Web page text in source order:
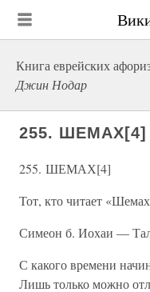
Книга еврейских
Джин Нодар
255. ШЕМАХ[4]
255. ШЕМАХ[4]
Тот, кто читает
Симеон б. Иохаи —
С какого времени
Лишь только можно